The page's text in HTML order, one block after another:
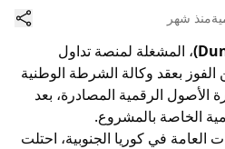
منذ شهر
، المشغلة لمنصة تداول
الفوز بعقد وكالة الشرطة الوطنية
الأصول الرقمية المصادرة، بعد
الخاصة بالمشروع.
العامة في كوريا الجنوبية، احتلت